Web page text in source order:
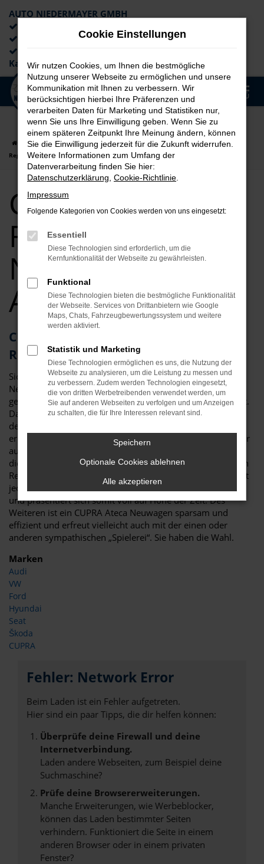
Zum
Hauptinhalt
springen
AUTO NIEDERMAYER GMBH
Lieferung an die Haustür
Kaufabwicklung
MENÜ
Startseite Regensburg CUPRA CUPRA Ateca
CUPRA Ateca für
Regensburg Neuwagen Top Angebote
CUPRA Ateca für
Regensburg
Neuwagen Top
Angebote
CUPRA Ateca – als Neuwagen für
Regensburg kaum zu toppen
Sicher haben Sie schon viel über den CUPRA Ateca
Neuwagen gelesen und festgestellt, dass es kaum ein
geeigneteres Fahrzeug für Regensburg und Umgebung gibt.
Da ist zum einen die überzeugende Optik, die klar und
deutlich die Zugehörigkeit zur Modellfamilie von CUPRA
erkennen lässt und doch eigenständig ausfällt. Da sind aber
auch die vielen Extras der aktuellen Modellgeneration und
die Assistenzsysteme. Für einen CUPRA Ateca Neuwagen in
Regensburg sprich in erster Linie der Sicherheitsaspekt. Mit
jeder Generation hat das Fahrzeug neue Technik erhalten
und präsentiert sich somit voll auf Höhe der Zeit. Des
Weiteren ist ein CUPRA Ateca Neuwagen sparsam und
effizient und erfreut vielleicht auch mit der einen oder
anderen sympathischen „Spielerei“. Sie haben die Wahl.
Marken
Audi
VW
Ford
Hyundai
Seat
Škoda
CUPRA
Fehler: Network Error
Beim Laden ist ein Fehler aufgetreten.
Hier sind ein paar Tipps, die dir helfen können:
Überprüfe deine Firewall und deine
Internetverbindung.
Laden andere Webseiten, zum Beispiel deine
Suchmaschine?
Prüfe deine Browsererweiterungen.
Manche Erweiterungen, wie Werbeblocker,
können das Laden bestimmter Seiten
verhindern. Funktioniert die Seite in einem
anderen Browser oder in einem privaten
Fenster?
Cookie Einstellungen
Wir nutzen Cookies, um Ihnen die bestmögliche
Nutzung unserer Webseite zu ermöglichen und unsere
Kommunikation mit Ihnen zu verbessern. Wir
berücksichtigen hierbei Ihre Präferenzen und
verarbeiten Daten für Marketing und Statistiken nur,
wenn Sie uns Ihre Einwilligung geben. Wenn Sie zu
einem späteren Zeitpunkt Ihre Meinung ändern, können
Sie die Einwilligung jederzeit für die Zukunft widerrufen.
Weitere Informationen zum Umfang der
Datenverarbeitung finden Sie hier:
Datenschutzerklärung Cookie-Richtlinie
Impressum
Folgende Kategorien von Cookies werden von uns eingesetzt:
Essentiell
Diese Technologien sind erforderlich, um die
Kernfunktionalität der Webseite zu gewährleisten.
Funktional
Diese Technologien bieten die bestmögliche Funktionalität
der Webseite. Services von Drittanbietern wie Google
Maps, Chats, Fahrzeugbewertungssystem und weitere
werden aktiviert.
Statistik und Marketing
Diese Technologien ermöglichen es uns, die Nutzung der
Webseite zu analysieren, um die Leistung zu messen und
zu verbessern. Zudem werden Technologien eingesetzt,
die von dritten Werbetreibenden verwendet werden, um
Sie auf anderen Webseiten zu verfolgen und um Anzeigen
zu schalten, die für Ihre Interessen relevant sind.
Speichern
Optionale Cookies ablehnen
Alle akzeptieren